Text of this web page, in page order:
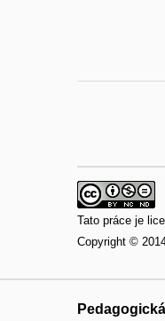
Tato práce je
Copyright ©